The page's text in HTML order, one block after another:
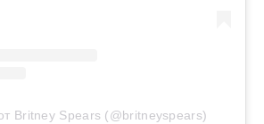
Britney Spears (@britneyspears)